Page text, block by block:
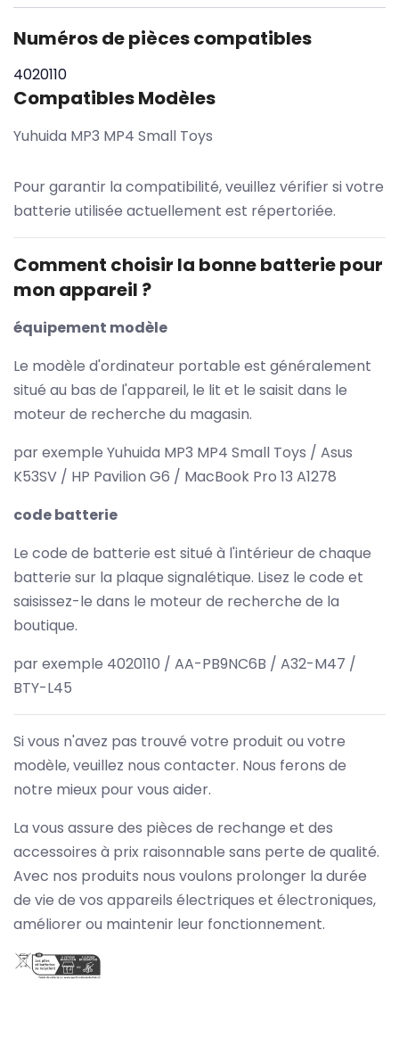
Numéros de pièces compatibles
4020110
Compatibles Modèles
Yuhuida MP3 MP4 Small Toys
Pour garantir la compatibilité, veuillez vérifier si votre
batterie utilisée actuellement est répertoriée.
Comment choisir la bonne batterie pour
mon appareil ?
équipement modèle
Le modèle d'ordinateur portable est généralement
situé au bas de l'appareil, le lit et le saisit dans le
moteur de recherche du magasin.
par exemple Yuhuida MP3 MP4 Small Toys / Asus
K53SV / HP Pavilion G6 / MacBook Pro 13 A1278
code batterie
Le code de batterie est situé à l'intérieur de chaque
batterie sur la plaque signalétique. Lisez le code et
saisissez-le dans le moteur de recherche de la
boutique.
par exemple 4020110 / AA-PB9NC6B / A32-M47 /
BTY-L45
Si vous n'avez pas trouvé votre produit ou votre
modèle, veuillez nous contacter. Nous ferons de
notre mieux pour vous aider.
La vous assure des pièces de rechange et des
accessoires à prix raisonnable sans perte de qualité.
Avec nos produits nous voulons prolonger la durée
de vie de vos appareils électriques et électroniques,
améliorer ou maintenir leur fonctionnement.